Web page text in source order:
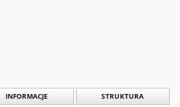
INFORMACJE STRUKTURA